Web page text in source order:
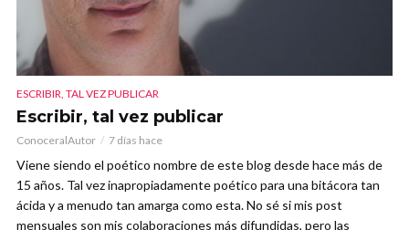
ESCRIBIR, TAL VEZ PUBLICAR
Escribir, tal vez publicar
ConoceralAutor 7 días hace
Viene siendo el poético nombre de este blog desde hace más de
15 años. Tal vez inapropiadamente poético para una bitácora tan
ácida y a menudo tan amarga como esta. No sé si mis post
mensuales son mis colaboraciones más difundidas, pero las